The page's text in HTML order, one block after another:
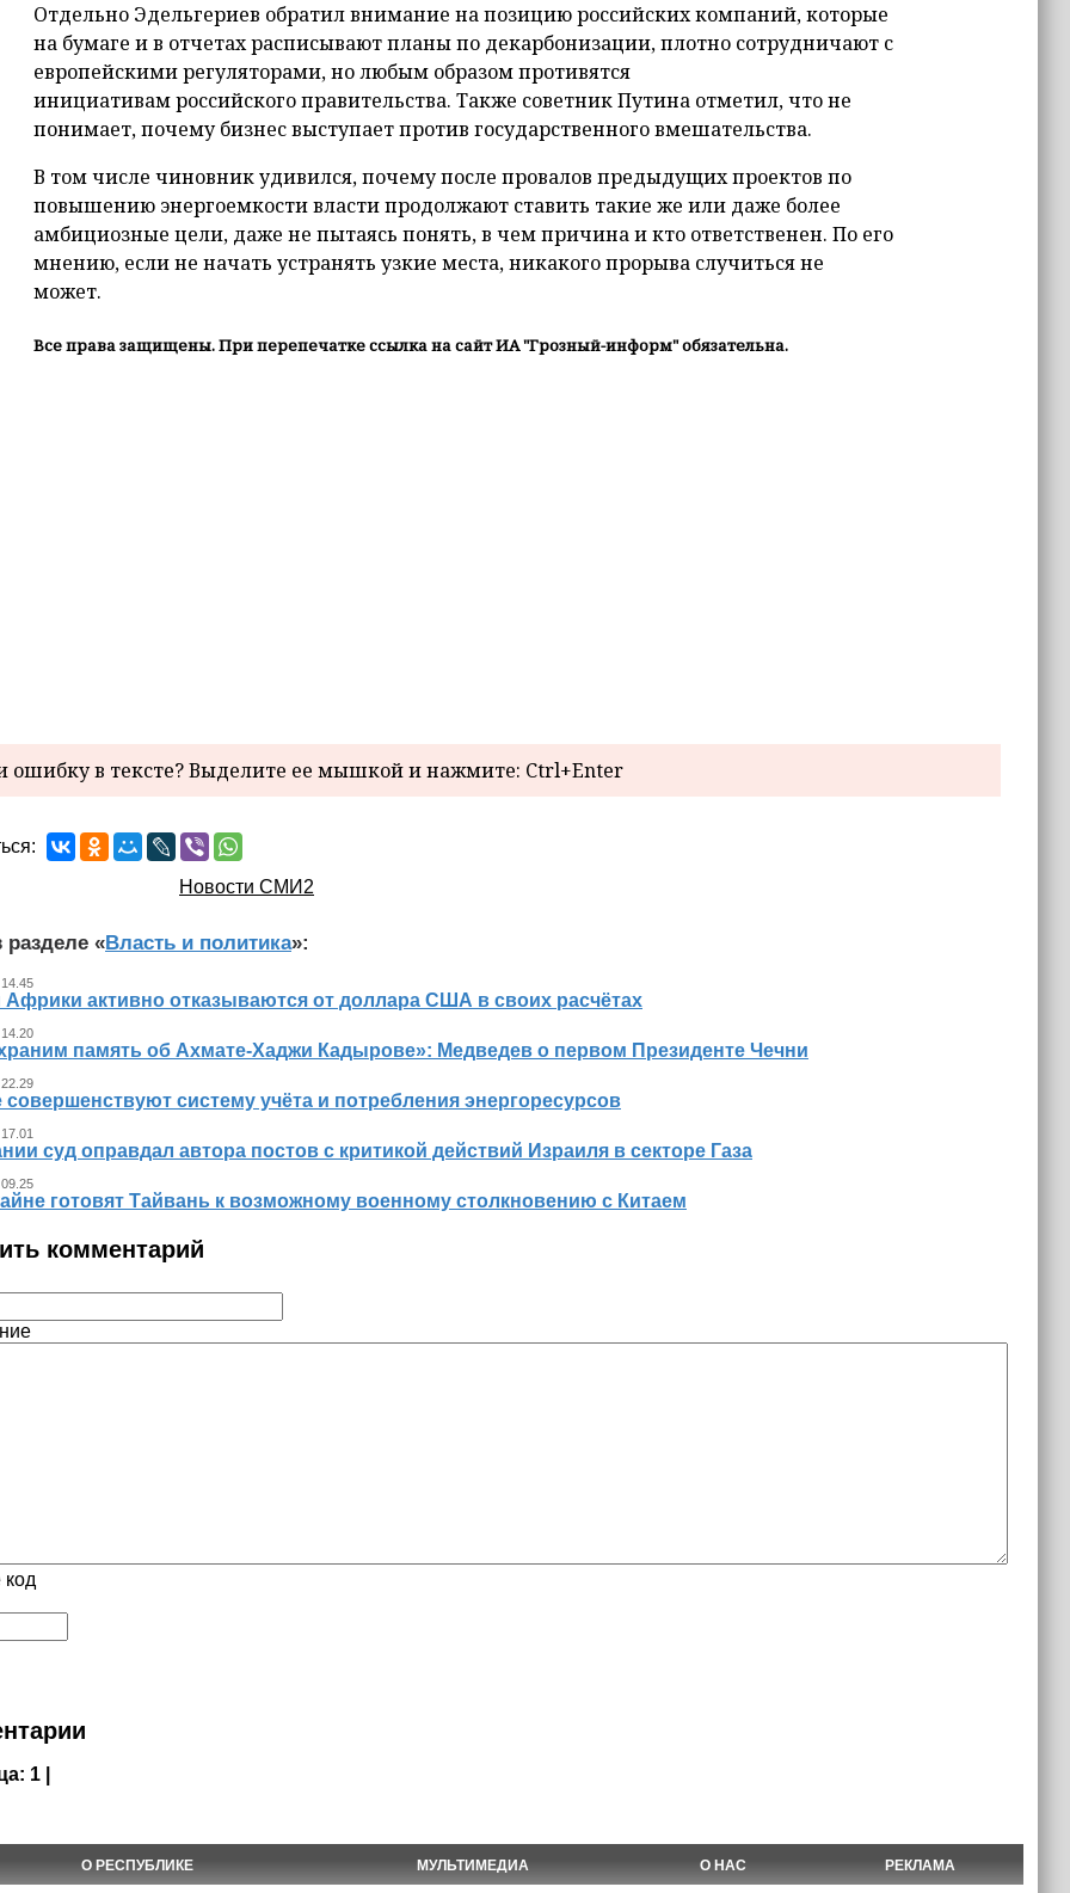
Отдельно Эдельгериев обратил внимание на позицию российских компаний, которые
на бумаге и в отчетах расписывают планы по декарбонизации, плотно сотрудничают с
европейскими регуляторами, но любым образом противятся
инициативам российского правительства. Также советник Путина отметил, что не
понимает, почему бизнес выступает против государственного вмешательства.
В том числе чиновник удивился, почему после провалов предыдущих проектов по
повышению энергоемкости власти продолжают ставить такие же или даже более
амбициозные цели, даже не пытаясь понять, в чем причина и кто ответственен. По его
мнению, если не начать устранять узкие места, никакого прорыва случиться не
может.
Все права защищены. При перепечатке ссылка на сайт ИА "Грозный-информ" обязательна.
в тексте? Выделите ее мышкой и нажмите: Ctrl+Enter
Новости СМИ2
разделе «Власть и политика»:
активно отказываются от доллара США в своих расчётах
память об Ахмате-Хаджи Кадырове»: Медведев о первом Президенте Чечни
совершенствуют систему учёта и потребления энергоресурсов
суд оправдал автора постов с критикой действий Израиля в секторе Газа
готовят Тайвань к возможному военному столкновению с Китаем
комментарий
код
1 |
О РЕСПУБЛИКЕ МУЛЬТИМЕДИА О НАС РЕКЛАМА